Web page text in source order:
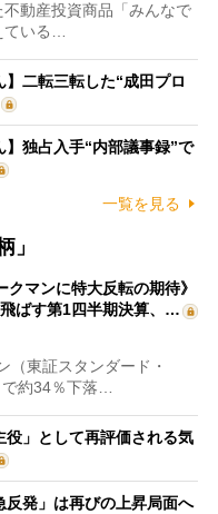
動産投資商品「みんなで
ている…
】二転三転した“成田プロ
】独占入手“内部議事録”で
一覧を見る
」
クマンに特大反転の期待》
ばす第1四半期決算、…
東証スタンダード・
で約34％下落…
」として再評価される気
発」は再びの上昇局面へ